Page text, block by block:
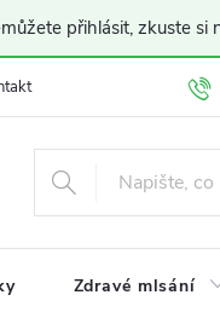
přihlásit, zkuste si
Doprava a platba
Zdravé mlsání